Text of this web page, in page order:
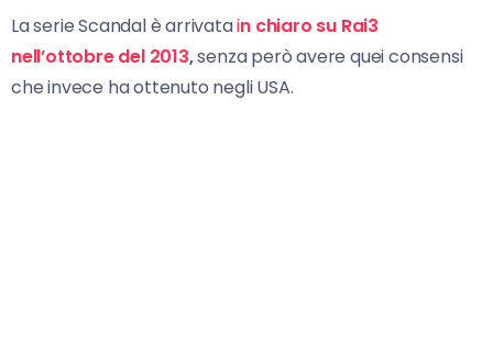
La serie Scandal è arrivatain chiaro su Rai3
nell’ottobre del 2013,senza però avere quei consensi
che invece ha ottenuto negli USA.